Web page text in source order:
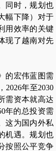
同时，规划也
幅下降）对于
用效率的关键
现了越南对先
的宏伟蓝图需
2026年至2030
需资本就高达
年的总投资需
这为国内外私
机遇。规划也
按照公平竞争